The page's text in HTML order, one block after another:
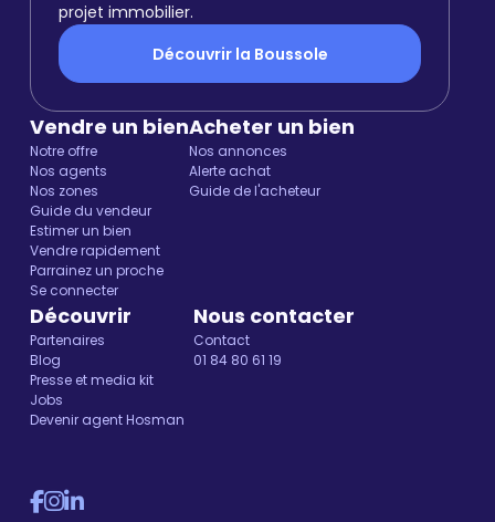
projet immobilier.
Découvrir la Boussole
Vendre un bien
Notre offre
Nos agents
Nos zones
Guide du vendeur
Estimer un bien
Vendre rapidement
Parrainez un proche
Se connecter
Acheter un bien
Nos annonces
Alerte achat
Guide de l'acheteur
Découvrir
Partenaires
Blog
Presse et media kit
Jobs
Devenir agent Hosman
Nous contacter
Contact
01 84 80 61 19